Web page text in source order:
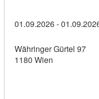
01.09.2026 -
Währinger Gürtel 97
1180 Wien